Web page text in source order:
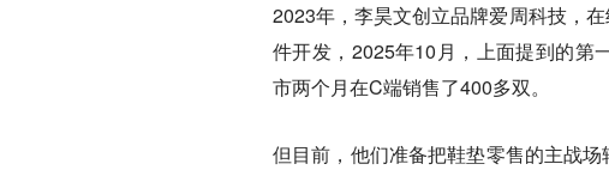
2023年，李昊文创立品牌爱周科技，
件开发，2025年10月，上面提到的第
市两个月在C端销售了400多双。
但目前，他们准备把鞋垫零售的主战